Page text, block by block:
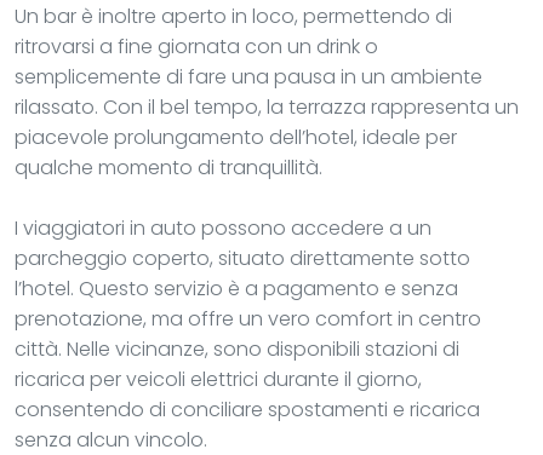
Un bar è inoltre aperto in loco, permettendo di
ritrovarsi a fine giornata con un drink o
semplicemente di fare una pausa in un ambiente
rilassato. Con il bel tempo, la terrazza rappresenta un
piacevole prolungamento dell’hotel, ideale per
qualche momento di tranquillità.
I viaggiatori in auto possono accedere a un
parcheggio coperto, situato direttamente sotto
l’hotel. Questo servizio è a pagamento e senza
prenotazione, ma offre un vero comfort in centro
città. Nelle vicinanze, sono disponibili stazioni di
ricarica per veicoli elettrici durante il giorno,
consentendo di conciliare spostamenti e ricarica
senza alcun vincolo.